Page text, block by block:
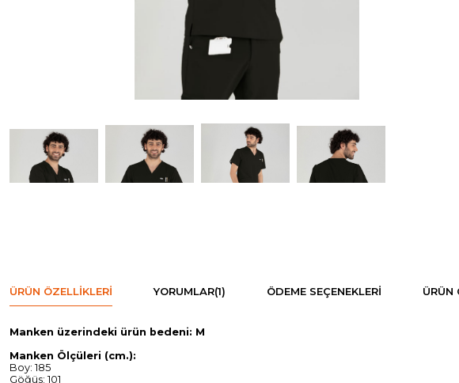
ÜRÜN ÖZELLIKLERI YORUMLAR(1) ÖDEME SEÇENEKLERI ÜRÜN
Manken üzerindeki ürün bedeni: M
Manken Ölçüleri (cm.):
Boy: 185
Göğüs: 101